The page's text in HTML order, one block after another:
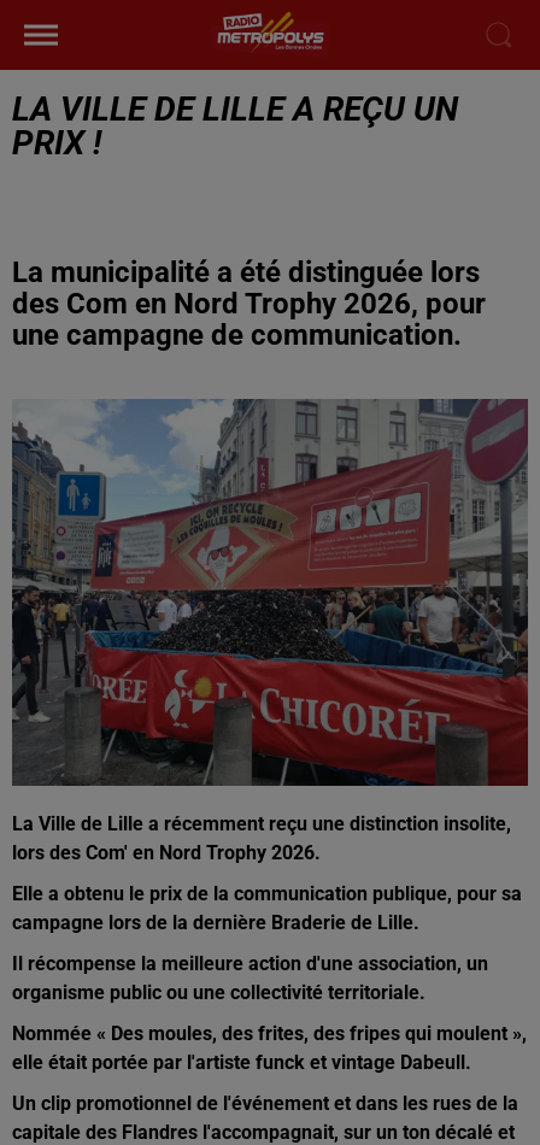
LA VILLE DE LILLE A REÇU UN
PRIX !
La municipalité a été distinguée lors
des Com en Nord Trophy 2026, pour
une campagne de communication.
La Ville de Lille a récemment reçu une distinction insolite,
lors des Com' en Nord Trophy 2026.
Elle a obtenu le prix de la communication publique, pour sa
campagne lors de la dernière Braderie de Lille.
Il récompense la meilleure action d'une association, un
organisme public ou une collectivité territoriale.
Nommée « Des moules, des frites, des fripes qui moulent »,
elle était portée par l'artiste funck et vintage Dabeull.
Un clip promotionnel de l'événement et dans les rues de la
capitale des Flandres l'accompagnait, sur un ton décalé et